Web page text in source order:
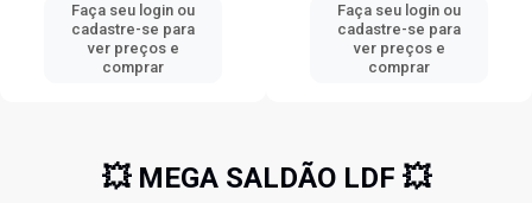
Faça seu login ou
cadastre-se para
ver preços e
comprar
Faça seu login ou
cadastre-se para
ver preços e
comprar
💥 MEGA SALDÃO LDF 💥